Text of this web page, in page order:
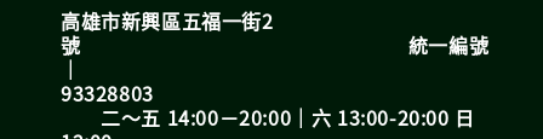
高雄市新興區五福一街2
號 統一編號
｜
93328803
二～五 14:00－20:00｜六 13:00-20:00 日